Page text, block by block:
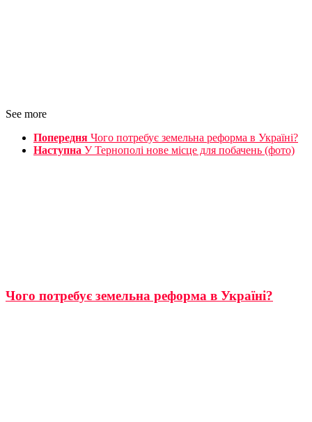
See more
Попередня Чого потребує земельна реформа в Україні?
Наступна У Тернополі нове місце для побачень (фото)
Чого потребує земельна реформа в Україні?